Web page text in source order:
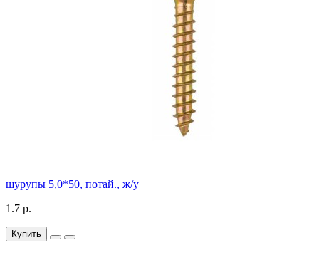
шурупы 5,0*50, потай., ж/у
1.7 р.
Купить